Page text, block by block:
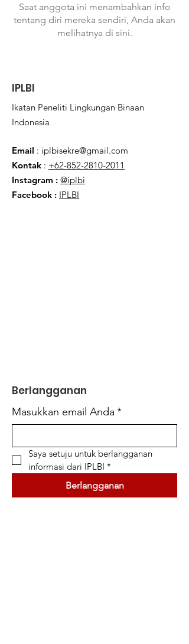
Saat anggota ini menambahkan info
tentang diri mereka sendiri, Anda akan
melihatnya di sini.
IPLBI
Ikatan Peneliti Lingkungan Binaan
Indonesia
Email : iplbisekre@gmail.com
Kontak : +62-852-2810-2011
Instagram : @iplbi
Facebook : IPLBI
Berlangganan
Masukkan email Anda *
Saya setuju untuk berlangganan
informasi dari IPLBI *
Berlangganan